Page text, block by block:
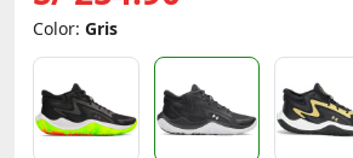
Color: Gris